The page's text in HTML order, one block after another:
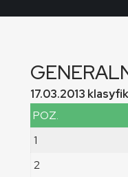
17.03.2013
POZ.
1
2